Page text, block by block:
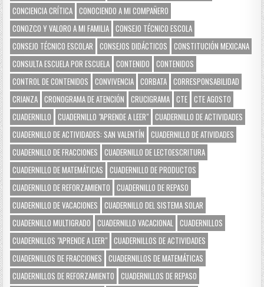
CONCIENCIA CRÍTICA CONOCIENDO A MI COMPAÑERO
CONOZCO Y VALORO A MI FAMILIA CONSEJO TÉCNICO ESCOLA
CONSEJO TÉCNICO ESCOLAR
CONSEJOS DIDÁCTICOS
CONSTITUCIÓN MEXICANA
CONSULTA ESCUELA POR ESCUELA CONTENIDO
CONTENIDOS
CONTROL DE CONTENIDOS
CONVIVENCIA CORBATA CORRESPONSABILIDAD
CRIANZA CRONOGRAMA DE ATENCIÓN CRUCIGRAMA CTE CTE AGOSTO
CUADERNILLO
CUADERNILLO "APRENDE A LEER" CUADERNILLO DE ACTIVIDADES
CUADERNILLO DE ACTIVIDADES: SAN VALENTÍN
CUADERNILLO DE ATIVIDADES
CUADERNILLO DE FRACCIONES
CUADERNILLO DE LECTOESCRITURA
CUADERNILLO DE MATEMÁTICAS
CUADERNILLO DE PRODUCTOS
CUADERNILLO DE REFORZAMIENTO
CUADERNILLO DE REPASO
CUADERNILLO DE VACACIONES
CUADERNILLO DEL SISTEMA SOLAR
CUADERNILLO MULTIGRADO
CUADERNILLO VACACIONAL CUADERNILLOS
CUADERNILLOS "APRENDE A LEER" CUADERNILLOS DE ACTIVIDADES
CUADERNILLOS DE FRACCIONES
CUADERNILLOS DE MATEMÁTICAS
CUADERNILLOS DE REFORZAMIENTO
CUADERNILLOS DE REPASO